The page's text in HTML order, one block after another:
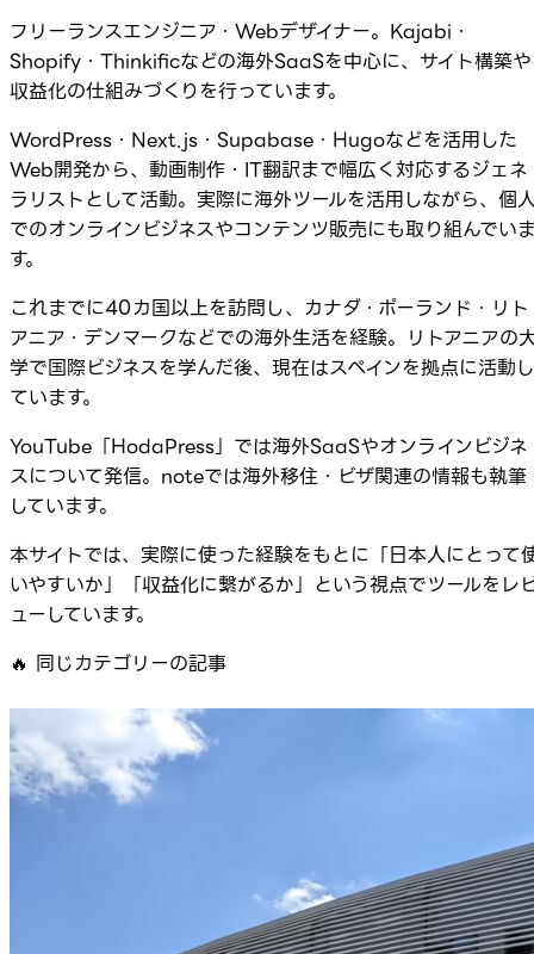
フリーランスエンジニア・Webデザイナー。Kajabi・
Shopify・Thinkificなどの海外SaaSを中心に、サイト構築や
収益化の仕組みづくりを行っています。
WordPress・Next.js・Supabase・Hugoなどを活用した
Web開発から、動画制作・IT翻訳まで幅広く対応するジェネ
ラリストとして活動。実際に海外ツールを活用しながら、個
でのオンラインビジネスやコンテンツ販売にも取り組んでい
す。
これまでに40カ国以上を訪問し、カナダ・ポーランド・リト
アニア・デンマークなどでの海外生活を経験。リトアニアの
学で国際ビジネスを学んだ後、現在はスペインを拠点に活動し
ています。
YouTube「HodaPress」では海外SaaSやオンラインビジネ
スについて発信。noteでは海外移住・ビザ関連の情報も執筆
しています。
本サイトでは、実際に使った経験をもとに「日本人にとって
いやすいか」「収益化に繋がるか」という視点でツールをレ
ューしています。
🔥 同じカテゴリーの記事